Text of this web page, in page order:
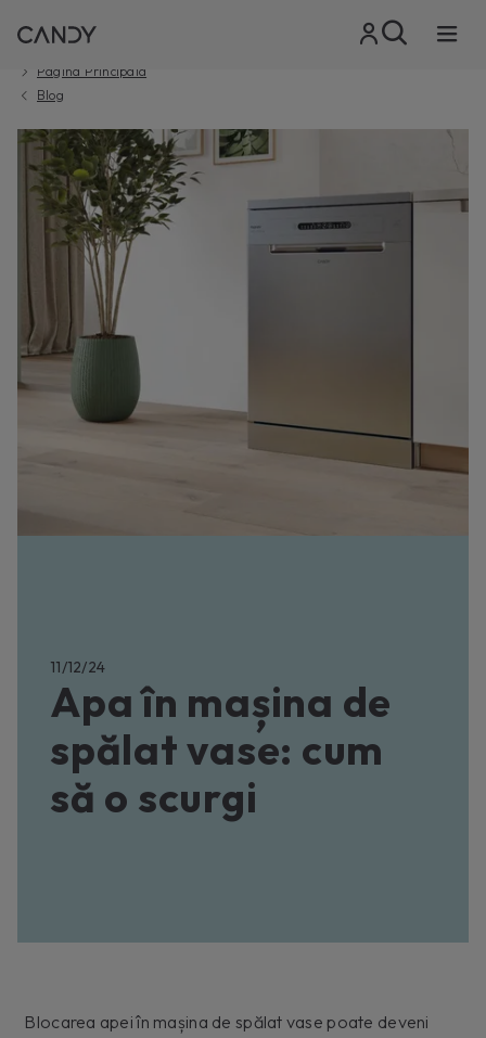
Pagina Principala
Blog
11/12/24
Apa în mașina de
spălat vase: cum
să o scurgi
Blocarea apei în mașina de spălat vase poate deveni